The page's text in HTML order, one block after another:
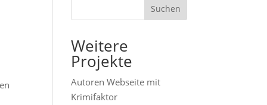
Suchen
Weitere
Projekte
Autoren Webseite mit
Krimifaktor